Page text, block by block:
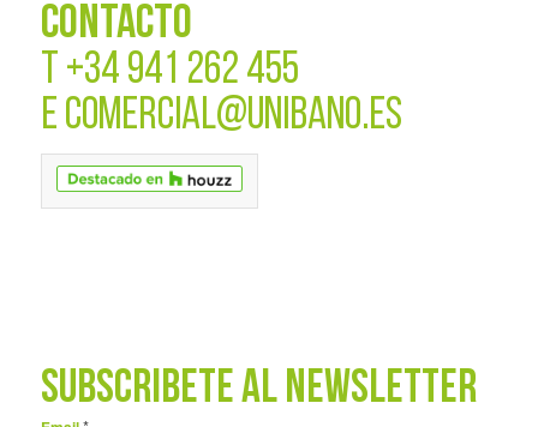
CONTACTO
T +34 941 262 455
E COMERCIAL@UNIBANO.ES
SUBSCRÍBETE AL NEWSLETTER